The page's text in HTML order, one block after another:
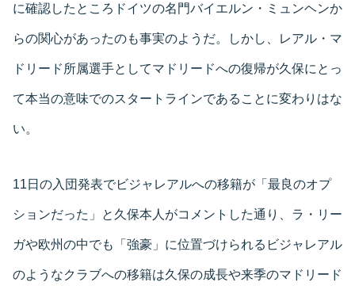
に確認したところドイツの名門バイエルン・ミュンヘンか
らの関心があったのも事実のようだ。しかし、レアル・マ
ドリード所属選手としてマドリードへの復帰が久保にとっ
て本当の意味でのスタートラインであることに変わりはな
い。
11日の入団発表でビジャレアルへの移籍が「最良のオプ
ションだった」と久保本人がコメントした通り、ラ・リー
ガや欧州の中でも「強豪」に位置づけられるビジャレアル
のようなクラブへの移籍は久保の成長や来季のマドリード